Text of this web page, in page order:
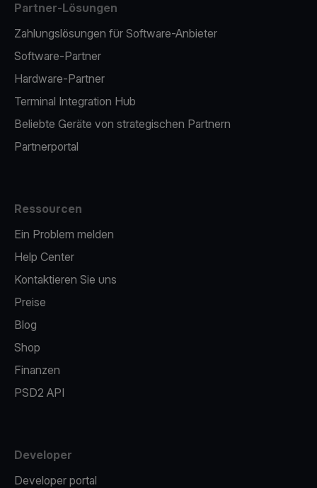
Partner-Lösungen
Zahlungslösungen für Software-Anbieter
Software-Partner
Hardware-Partner
Terminal Integration Hub
Beliebte Geräte von strategischen Partnern
Partnerportal
Ressourcen
Ein Problem melden
Help Center
Kontaktieren Sie uns
Preise
Blog
Shop
Finanzen
PSD2 API
Developer
Developer portal